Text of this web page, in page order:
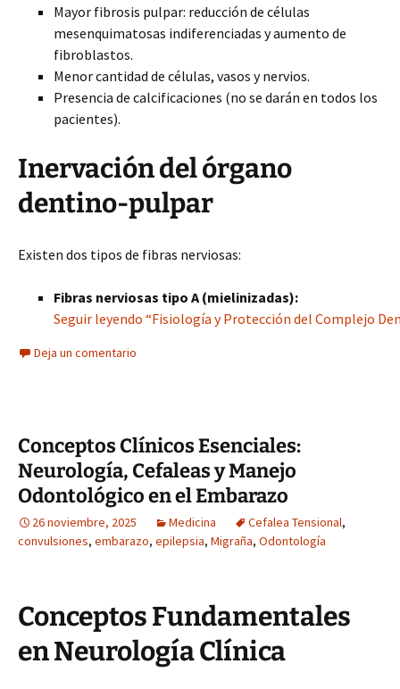
Mayor fibrosis pulpar: reducción de células
mesenquimatosas indiferenciadas y aumento de
fibroblastos.
Menor cantidad de células, vasos y nervios.
Presencia de calcificaciones (no se darán en todos los
pacientes).
Inervación del órgano
dentino-pulpar
Existen dos tipos de fibras nerviosas:
Fibras nerviosas tipo A (mielinizadas):
Seguir leyendo “Fisiología y Protección del Complejo
Deja un comentario
Conceptos Clínicos Esenciales:
Neurología, Cefaleas y Manejo
Odontológico en el Embarazo
26 noviembre, 2025 Medicina Cefalea Tensional,
convulsiones, embarazo, epilepsia, Migraña, Odontología
Conceptos Fundamentales
en Neurología Clínica